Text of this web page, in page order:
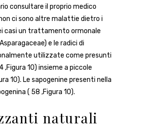
consultare il proprio medico
ci sono altre malattie dietro i
casi un trattamento ormonale
e le radici di
utilizzate come presunti
,Figura 10) insieme a piccole
10). Le sapogenine presenti nella
( 58 ,Figura 10).
naturali